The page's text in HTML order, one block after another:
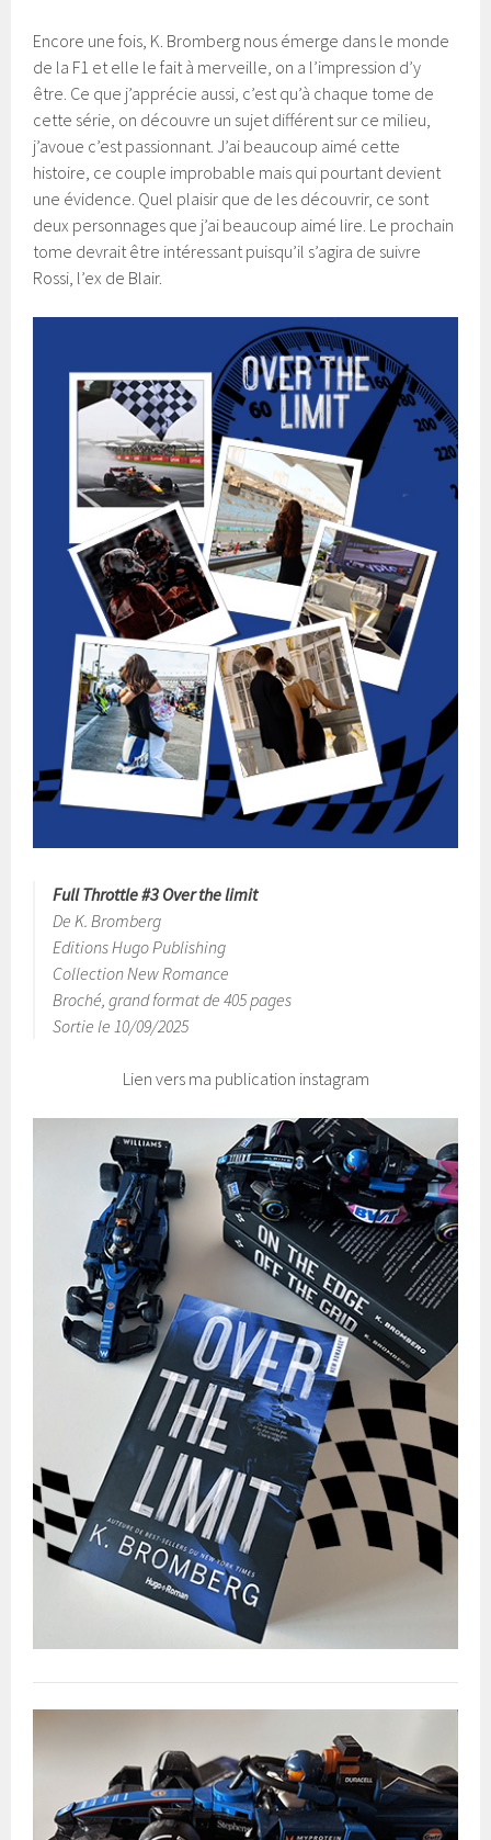
Encore une fois, K. Bromberg nous émerge dans le monde
de la F1 et elle le fait à merveille, on a l’impression d’y
être. Ce que j’apprécie aussi, c’est qu’à chaque tome de
cette série, on découvre un sujet différent sur ce milieu,
j’avoue c’est passionnant. J’ai beaucoup aimé cette
histoire, ce couple improbable mais qui pourtant devient
une évidence. Quel plaisir que de les découvrir, ce sont
deux personnages que j’ai beaucoup aimé lire. Le prochain
tome devrait être intéressant puisqu’il s’agira de suivre
Rossi, l’ex de Blair.
Full Throttle #3 Over the limit
De K. Bromberg
Editions Hugo Publishing
Collection New Romance
Broché, grand format de 405 pages
Sortie le 10/09/2025
Lien vers ma publication instagram